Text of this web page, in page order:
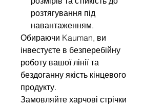
розтягування під
навантаженням.
Обираючи Kauman, ви
інвестуєте в безперебійну
роботу вашої лінії та
бездоганну якість кінцевого
продукту.
Замовляйте харчові стрічки